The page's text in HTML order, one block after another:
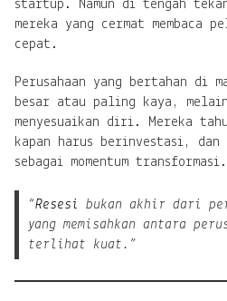
startup. Namun di tengah
mereka yang cermat membaca
cepat.
Perusahaan yang bertahan di
besar atau paling kaya,
menyesuaikan diri. Mereka
kapan harus berinvestasi, dan
sebagai momentum transformasi.
“Resesi
bukan akhir dari
yang memisahkan antara
terlihat kuat.”